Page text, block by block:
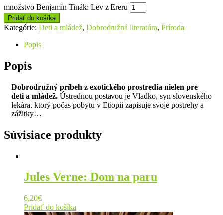
množstvo Benjamín Tinák: Lev z Ereru
Pridať do košíka
Kategórie: Deti a mládež, Dobrodružná literatúra, Príroda
Popis
Popis
Dobrodružný príbeh z exotického prostredia nielen pre
deti a mládež. Ústrednou postavou je Vladko, syn slovenského
lekára, ktorý počas pobytu v Etiopii zapisuje svoje postrehy a
zážitky…
Súvisiace produkty
Jules Verne: Dom na paru
6,20€
Pridať do košíka